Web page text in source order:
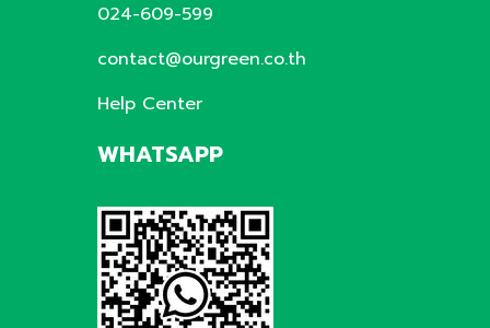
024-609-599
contact@ourgreen.co.th
Help Center
WHATSAPP